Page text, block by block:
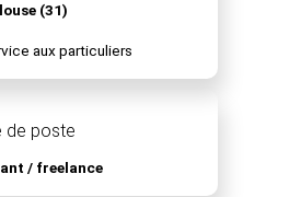
(31)
aux particuliers
de poste
/ freelance